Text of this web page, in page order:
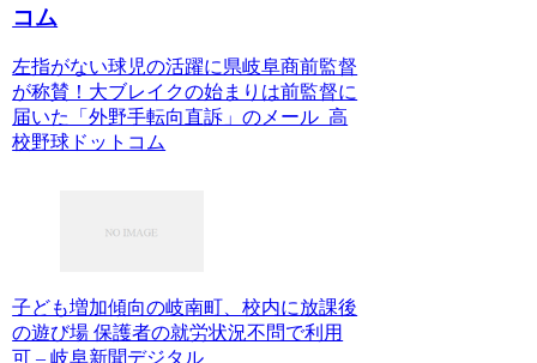
コム
左指がない球児の活躍に県岐阜商前監督
が称賛！大ブレイクの始まりは前監督に
届いた「外野手転向直訴」のメール 高
校野球ドットコム
子ども増加傾向の岐南町、校内に放課後
の遊び場 保護者の就労状況不問で利用
可 – 岐阜新聞デジタル